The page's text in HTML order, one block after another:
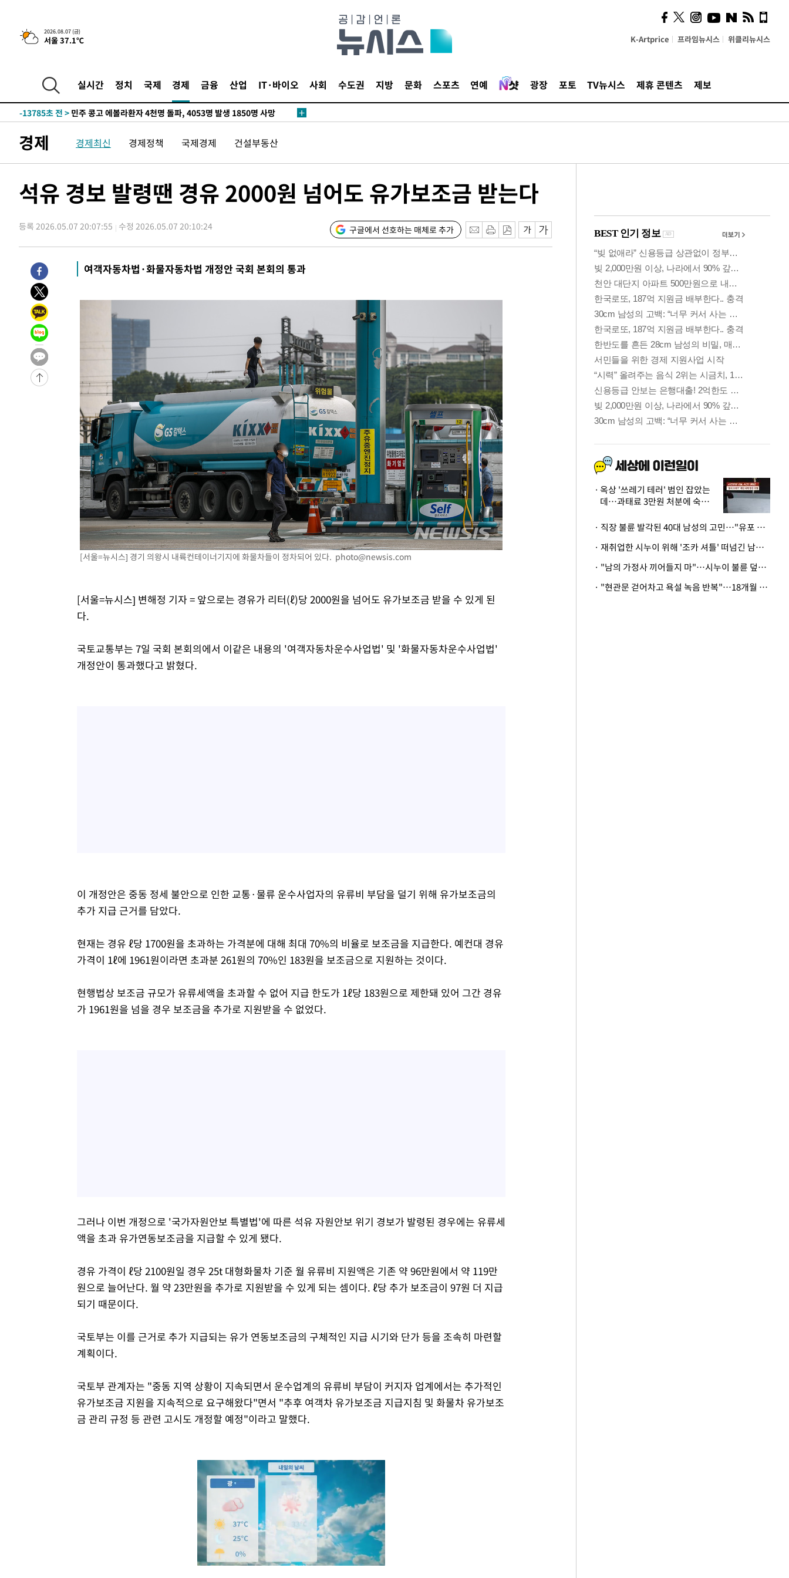
2026.08.07 (금)
서울 37.1℃ K-Artprice 프라임뉴시스 위클리뉴시스
실시간 정치 국제 경제 금융 산업 IT·바이오 사회 수도권 지방 문화 스포츠 연예 광장 포토 TV뉴시스 제휴 콘텐츠 제보
-28476초 전 >[속보]규제합리화위원회 부위원장에 김태유 서울대 공대 교수…이
병태 후임
-24834초 전 > [속보]국힘 윤리위, '돌려차기 발언' 진종오·서범수 징계 절차 개시
25.3%↑
-17319초 전 >
[속보]'채상병 순직 책임' 임성근, 항소심도 징역 3년
-17185초 전 >
-13785초 전 > 민주 콩고 에볼라환자 4천명 돌파, 4053명 발생 1850명 사망
-12229초 전 >
"미 전국적 살모네라 식중독 원인은 멕시코산 할라피뇨"-- CDC
-10742초 전 >[속보]경찰·노동부, HL만도 평택사업장 끼임 사망 관련 압수수색
압수수색
-10378초 전 >[속보]원·달러 환율, 오전 9시 1423.8원
-10160초 전 >[속보]코스닥, 5.95포인트(0.74%) 상승한 807.62개장
-10128초 전 >[속보]코스피, 6300선 재탈환…1.09% 오른 6365.07 개장
-7293초 전 >
시리아 다마스쿠스 교외에서 미니버스 폭발.. 14명 부상, 3명은 중태
-6591초 전 >
입추에도 극한더위…서울 낮 39도 '폭염중대경보'
-1555초 전 >
례 큰 폭발음
-30630초 전 >
-29503초 전 >
-29474초 전 >
11시간 압수수색에 성접대 파문까지…'쑥대밭' 된 축구협회
-28496초 전 >
[속보]규제합리화위원회 부위원장에 김태유 서울대 공대 교수…이
병태 후임
-24854초 전 >
[속보]국힘 윤리위, '돌려차기 발언' 진종오·서범수 징계 절차 개시
[속보] 7월 중국 수출 23.9%↑ 수입 27.5%↑…무역총액
[속보]'채상병 순직 책임' 임성근, 항소심도 징역 3년
[속보]종합특검, '관저이전 봐주기 감사' 유병호 구속기소
민주 콩고 에볼라환자 4천명 돌파, 4053명 발생 1850명 사망
[속보]'300억원대 사기 혐의' 차가원 대표 구속 송치
"미 전국적 살모네라 식중독 원인은 멕시코산 할라피뇨"-- CDC
[속보]경찰·노동부, HL만도 평택사업장 끼임 사망 관련 압수수색
[속보]합수본, '투표율 허위 입력' 중앙·서울·경기도 선관위 등 9곳
[속보]원·달러 환율, 오전 9시 1423.8원
[속보]삼성전자·SK하이닉스 동반 강보합…1%대 상승 출발
[속보]코스닥, 5.95포인트(0.74%) 상승한 807.62개장
입추에도 극한더위…서울 낮 39도 '폭염중대경보'
이란, 호르무즈서 "적국 목표물들"과 대치로 남부 케슘섬에서 두차
경제 경제최신 경제정책 국제경제 건설부동산
석유 경보 발령땐 경유 2000원 넘어도 유가보조금 받는다
등록 2026.05.07 20:07:55 수정 2026.05.07 20:10:24 구글에서 선호하는 매체로 추가
여객자동차법·화물자동차법 개정안 국회 본회의 통과
[서울=뉴시스] 경기 의왕시 내륙컨테이너기지에 화물차들이 정차되어 있다. photo@newsis.com
[서울=뉴시스] 변해정 기자 = 앞으로는 경유가 리터(ℓ)당 2000원을 넘어도 유가보조금 받을 수 있게 된
다.
국토교통부는 7일 국회 본회의에서 이같은 내용의 '여객자동차운수사업법' 및 '화물자동차운수사업법'
개정안이 통과했다고 밝혔다.
이 개정안은 중동 정세 불안으로 인한 교통·물류 운수사업자의 유류비 부담을 덜기 위해 유가보조금의
추가 지급 근거를 담았다.
현재는 경유 ℓ당 1700원을 초과하는 가격분에 대해 최대 70%의 비율로 보조금을 지급한다. 예컨대 경유
가격이 1ℓ에 1961원이라면 초과분 261원의 70%인 183원을 보조금으로 지원하는 것이다.
현행법상 보조금 규모가 유류세액을 초과할 수 없어 지급 한도가 1ℓ당 183원으로 제한돼 있어 그간 경유
가 1961원을 넘을 경우 보조금을 추가로 지원받을 수 없었다.
그러나 이번 개정으로 '국가자원안보 특별법'에 따른 석유 자원안보 위기 경보가 발령된 경우에는 유류세
액을 초과 유가연동보조금을 지급할 수 있게 됐다.
경유 가격이 ℓ당 2100원일 경우 25t 대형화물차 기준 월 유류비 지원액은 기존 약 96만원에서 약 119만
원으로 늘어난다. 월 약 23만원을 추가로 지원받을 수 있게 되는 셈이다. ℓ당 추가 보조금이 97원 더 지급
되기 때문이다.
국토부는 이를 근거로 추가 지급되는 유가 연동보조금의 구체적인 지급 시기와 단가 등을 조속히 마련할
계획이다.
국토부 관계자는 "중동 지역 상황이 지속되면서 운수업계의 유류비 부담이 커지자 업계에서는 추가적인
유가보조금 지원을 지속적으로 요구해왔다"면서 "추후 여객차 유가보조금 지급지침 및 화물차 유가보조
금 관리 규정 등 관련 고시도 개정할 예정"이라고 말했다.
시, 스마트폰 액세서리에
NFC 더했다
옥상 '쓰레기 테러' 범인 잡았는
데…과태료 3만원 처분에 숙박업
· 직장 불륜 발각된 40대 남성의 고민…"유포 동료 명예훼손·협박죄 고소 가능할까"
· 재취업한 시누이 위해 '조카 셔틀' 떠넘긴 남편…아내 "난 못한다"
· "남의 가정사 끼어들지 마"…시누이 불륜 덮으려는 남편에 억울한 아내
· "현관문 걷어차고 욕설 녹음 반복"…18개월 아기 키우는 집 뒤흔든 '앞집의 비극'